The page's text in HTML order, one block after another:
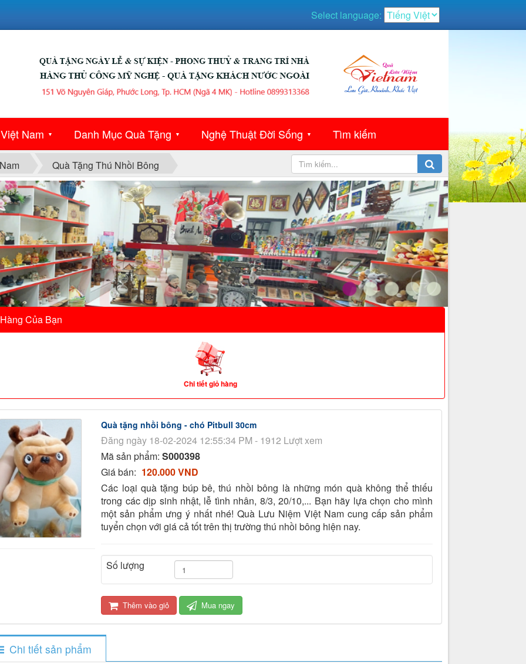
Nam ▼ Danh Mục Quà Tặng ▼ Nghệ Thuật Đời Sống ▼ Tìm kiếm
Select language:
Quà Tặng Thú Nhồi Bông
Của Bạn
Chi tiết giỏ hàng
Quà tặng nhồi bông - chó Pitbull 30cm
Đăng ngày 18-02-2024 12:55:34 PM - 1912 Lượt xem
Mã sản phẩm:S000398
Giá bán: 120.000 VND
Các loại quà tặng búp bê, thú nhồi bông là những món quà không thể thiếu
trong các dịp sinh nhật, lễ tình nhân, 8/3, 20/10,... Bạn hãy lựa chọn cho mình
một sản phẩm ưng ý nhất nhé! Quà Lưu Niệm Việt Nam cung cấp sản phẩm
tuyển chọn với giá cả tốt trên thị trường thú nhồi bông hiện nay.
Số lượng
Thêm vào giỏ Mua ngay
Chi tiết sản phẩm